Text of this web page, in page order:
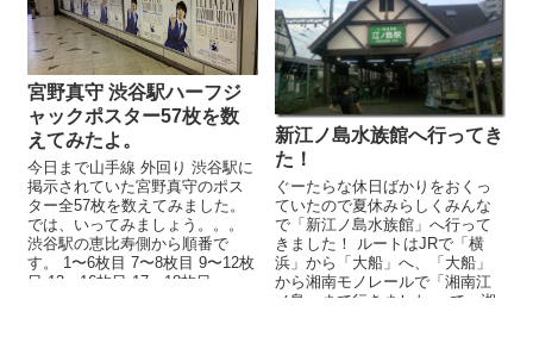
宮野真守 渋谷駅ハーフジ
ャックポスター57枚を数
えてみたよ。
今日まで山手線 外回り 渋谷駅に
掲示されていた宮野真守のポス
ター全57枚を数えてみました。
では、いってみましょう。。。
渋谷駅の恵比寿側から順番で
す。 1〜6枚目 7〜8枚目 9〜12枚
目 13〜16枚目 17〜18枚目
新江ノ島水族館へ行ってき
た！
ぐーたらな休日ばかりをおくっ
ていたので夏休みらしくみんな
で「新江ノ島水族館」へ行って
きました！ ルートはJRで「横
浜」から「大船」へ、「大船」
から湘南モノレールで「湘南江
ノ島」まで行きました。 で、湘